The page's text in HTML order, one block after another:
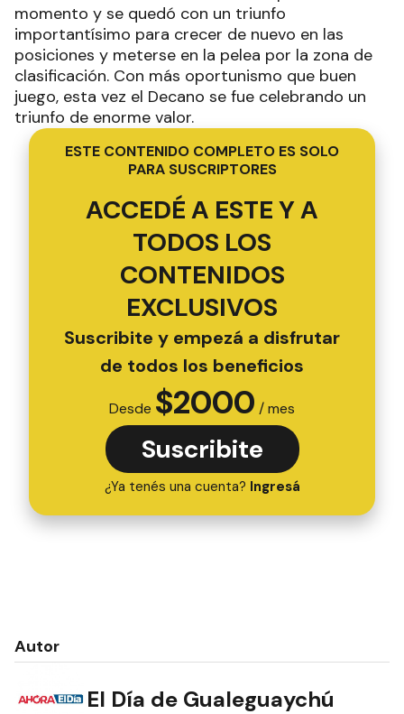
momento y se quedó con un triunfo
importantísimo para crecer de nuevo en las
posiciones y meterse en la pelea por la zona de
clasificación. Con más oportunismo que buen
juego, esta vez el Decano se fue celebrando un
triunfo de enorme valor.
ESTE CONTENIDO COMPLETO ES SOLO
PARA SUSCRIPTORES
ACCEDÉ A ESTE Y A
TODOS LOS
CONTENIDOS
EXCLUSIVOS
Suscribite y empezá a disfrutar
de todos los beneficios
Desde $2000 / mes
Suscribite
¿Ya tenés una cuenta? Ingresá
Autor
El Día de Gualeguaychú